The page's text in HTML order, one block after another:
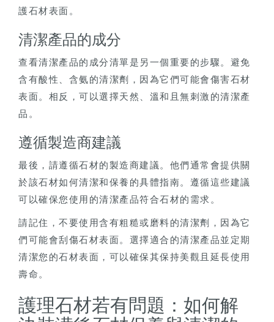
護石材表面。
清潔產品的成分
查看清潔產品的成分清單是另一個重要的步驟。避免
含有酸性、含氨的清潔劑，因為它們可能會傷害石材
表面。相反，可以選擇天然、溫和且無刺激的清潔產
品。
遵循製造商建議
最後，請遵循石材的製造商建議。他們通常會提供關
於該石材如何清潔和保養的具體指南。遵循這些建議
可以確保您使用的清潔產品符合石材的需求。
請記住，不要使用含有粗糙或磨料的清潔劑，因為它
們可能會刮傷石材表面。選擇適合的清潔產品並定期
清潔您的石材表面，可以確保其保持美觀且延長使用
壽命。
護理石材若有問題：如何解